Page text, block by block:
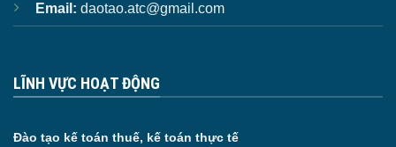
Email: daotao.atc@gmail.com
LĨNH VỰC HOẠT ĐỘNG
Đào tạo kế toán thuế, kế toán thực tế